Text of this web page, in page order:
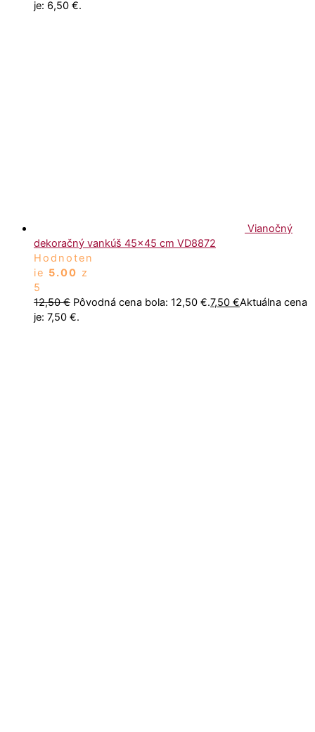
je: 6,50 €.
Vianočný
dekoračný vankúš 45x45 cm VD8872
Hodnoten
ie 5.00 z
5
12,50€ Pôvodná cena bola: 12,50 €.7,50 €Aktuálna cena
je: 7,50 €.